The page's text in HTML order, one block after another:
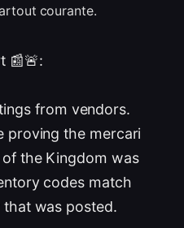
courante.
📰🚨:
from vendors.
proving the mercari
the Kingdom was
codes match
was posted.